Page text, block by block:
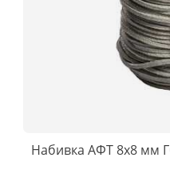
Набивка АФТ 8х8 мм